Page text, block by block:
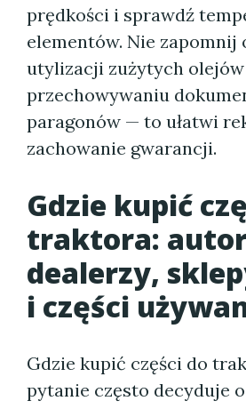
prędkości i sprawdź
elementów. Nie zapomnij
utylizacji zużytych
przechowywaniu
paragonów — to ułatwi
zachowanie gwarancji.
Gdzie kupić
traktora:
dealerzy,
i części
Gdzie kupić części do
pytanie często decyduje